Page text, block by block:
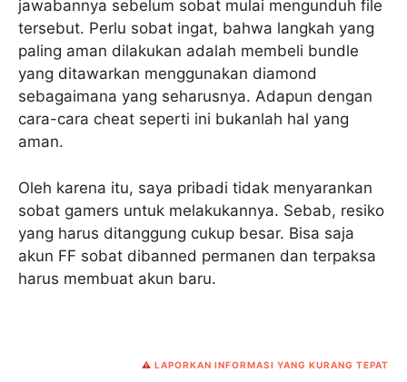
jawabannya sebelum sobat mulai mengunduh file
tersebut. Perlu sobat ingat, bahwa langkah yang
paling aman dilakukan adalah membeli bundle
yang ditawarkan menggunakan diamond
sebagaimana yang seharusnya. Adapun dengan
cara-cara cheat seperti ini bukanlah hal yang
aman.
Oleh karena itu, saya pribadi tidak menyarankan
sobat gamers untuk melakukannya. Sebab, resiko
yang harus ditanggung cukup besar. Bisa saja
akun FF sobat dibanned permanen dan terpaksa
harus membuat akun baru.
⚠️ LAPORKAN INFORMASI YANG KURANG TEPAT